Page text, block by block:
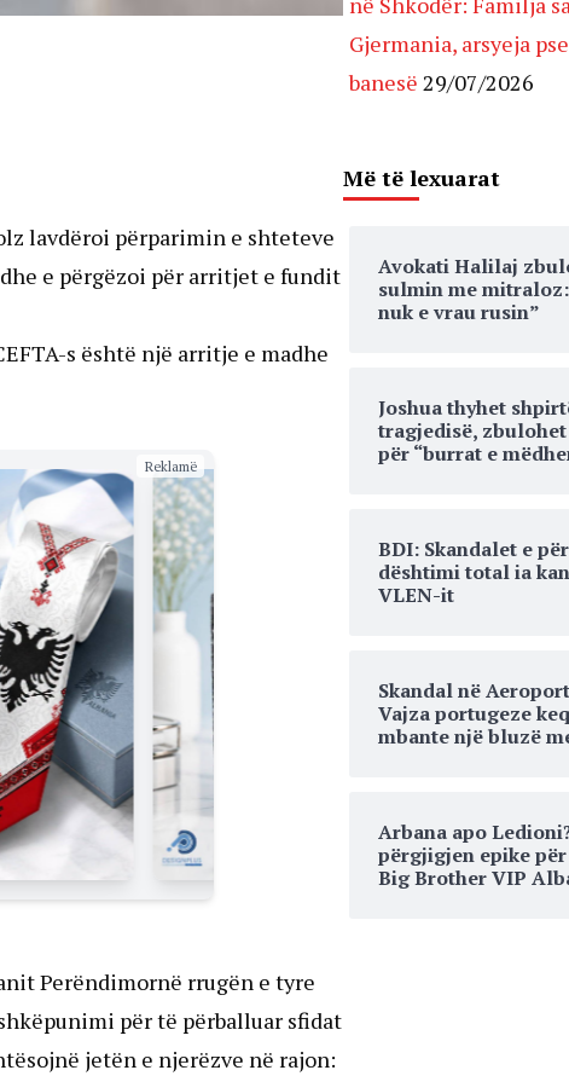
lavdëroi përparimin e shteteve
e përgëzoi për arritjet e fundit
s është një arritje e madhe
Reklamë
Perëndimornë rrugën e tyre
për të përballuar sfidat
jetën e njerëzve në rajon:
Gjermania, arsyeja
banesë 29/07/2026
Më të lexuarat
Avokati Halilaj
sulmin me
nuk e vrau rusin”
Joshua thyhet
tragjedisë,
për “burrat e
BDI: Skandalet e
dështimi total ia
VLEN-it
Skandal në
Vajza portugeze
mbante një bluzë
Arbana apo
përgjigjen epike
Big Brother VIP